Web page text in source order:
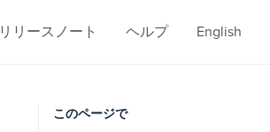
リリースノート ヘルプ English
このページで